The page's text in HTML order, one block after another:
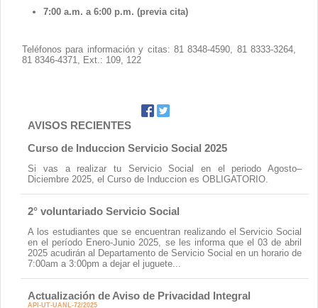
7:00 a.m. a 6:00 p.m. (previa cita)
Teléfonos para información y citas: 81 8348-4590, 81 8333-3264,
81 8346-4371, Ext.: 109, 122
AVISOS RECIENTES
Curso de Induccion Servicio Social 2025
Si vas a realizar tu Servicio Social en el periodo Agosto–
Diciembre 2025, el Curso de Induccion es OBLIGATORIO.
2° voluntariado Servicio Social
A los estudiantes que se encuentran realizando el Servicio Social
en el período Enero-Junio 2025, se les informa que el 03 de abril
2025 acudirán al Departamento de Servicio Social en un horario de
7:00am a 3:00pm a dejar el juguete...
Actualización de Aviso de Privacidad Integral
API-UT-UANL-72/2025